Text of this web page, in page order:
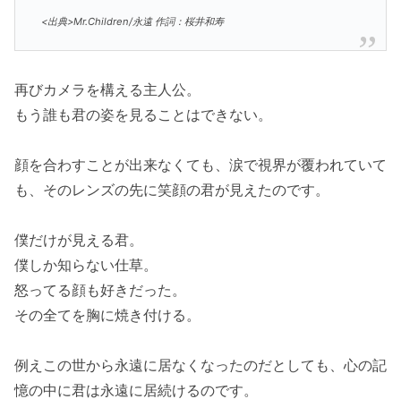
<出典>Mr.Children/永遠 作詞：桜井和寿
再びカメラを構える主人公。
もう誰も君の姿を見ることはできない。
顔を合わすことが出来なくても、涙で視界が覆われていて
も、そのレンズの先に笑顔の君が見えたのです。
僕だけが見える君。
僕しか知らない仕草。
怒ってる顔も好きだった。
その全てを胸に焼き付ける。
例えこの世から永遠に居なくなったのだとしても、心の記
憶の中に君は永遠に居続けるのです。